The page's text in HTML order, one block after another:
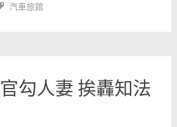
汽車旅館
勾人妻 挨轟知法